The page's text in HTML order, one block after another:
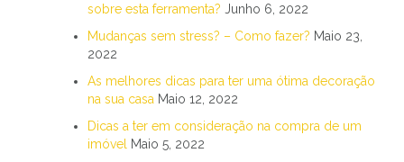
sobre esta ferramenta? Junho 6, 2022
Mudanças sem stress? – Como fazer? Maio 23,
2022
As melhores dicas para ter uma ótima decoração
na sua casa Maio 12, 2022
Dicas a ter em consideração na compra de um
imóvel
Maio 5, 2022